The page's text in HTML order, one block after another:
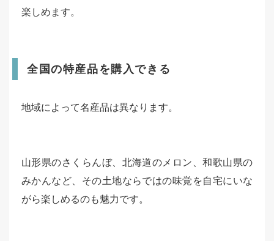
楽しめます。
全国の特産品を購入できる
地域によって名産品は異なります。
山形県のさくらんぼ、北海道のメロン、和歌山県の
みかんなど、その土地ならではの味覚を自宅にいな
がら楽しめるのも魅力です。